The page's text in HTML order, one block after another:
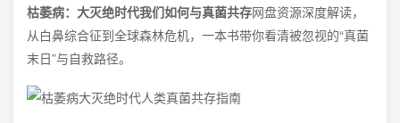
枯萎病：大灭绝时代我们如何与真菌共存网盘资源深度解读，
从白鼻综合征到全球森林危机，一本书带你看清被忽视的“真菌
末日”与自救路径。